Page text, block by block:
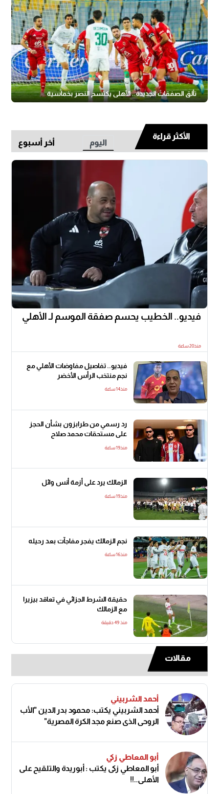
تألق الصفقات الجديدة.. الأهلي يكتسح النصر بخماسية
الأكثر قراءة
اليوم أخر أسبوع
فيديو.. الخطيب يحسم صفقة الموسم لـ الأهلي
منذ20 ساعة
فيديو.. تفاصيل مفاوضات الأهلي مع
نجم منتخب الرأس الأخضر
منذ14 ساعة
رد رسمي من طرابزون بشأن الحجز
على مستحقات محمد صلاح
منذ19 ساعة
الزمالك يرد على أزمة أنس وائل
منذ19 ساعة
نجم الزمالك يفجر مفاجآت بعد رحيله
منذ16 ساعة
حقيقة الشرط الجزائي في تعاقد بيزيرا
مع الزمالك
منذ 49 دقيقة
مقالات
أحمد الشربيني
أحمد الشربيني يكتب: محمود بدر الدين "الأب
الروحي الذي صنع مجد الكرة المصرية"
أبو المعاطي زكي
أبو المعاطي زكى يكتب : أبوريدة والتلقيح على
الأهلى..!!